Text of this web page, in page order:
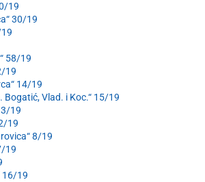
19
30/19
58/19
19
14/19
Bogatić, Vlad. i Koc.“ 15/19
3/19
19
8/19
19
16/19